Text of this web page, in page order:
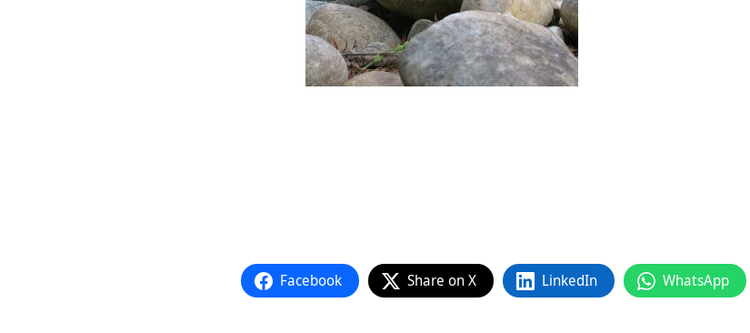
Facebook Share on X LinkedIn WhatsApp